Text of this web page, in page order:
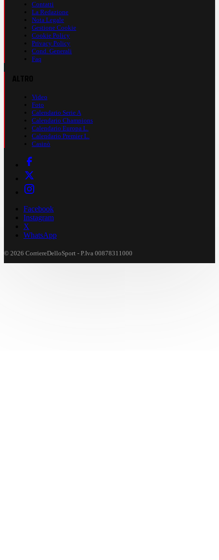
Contatti
La Redazione
Nota Legale
Gestione Cookie
Cookie Policy
Privacy Policy
Cond. Generali
Faq
Video
Foto
Calendario Serie A
Calendario Champions
Calendario Europa L.
Calendario Premier L.
Casinò
Facebook
Instagram
X
WhatsApp
© 2026 CorriereDelloSport - P.Iva 00878311000